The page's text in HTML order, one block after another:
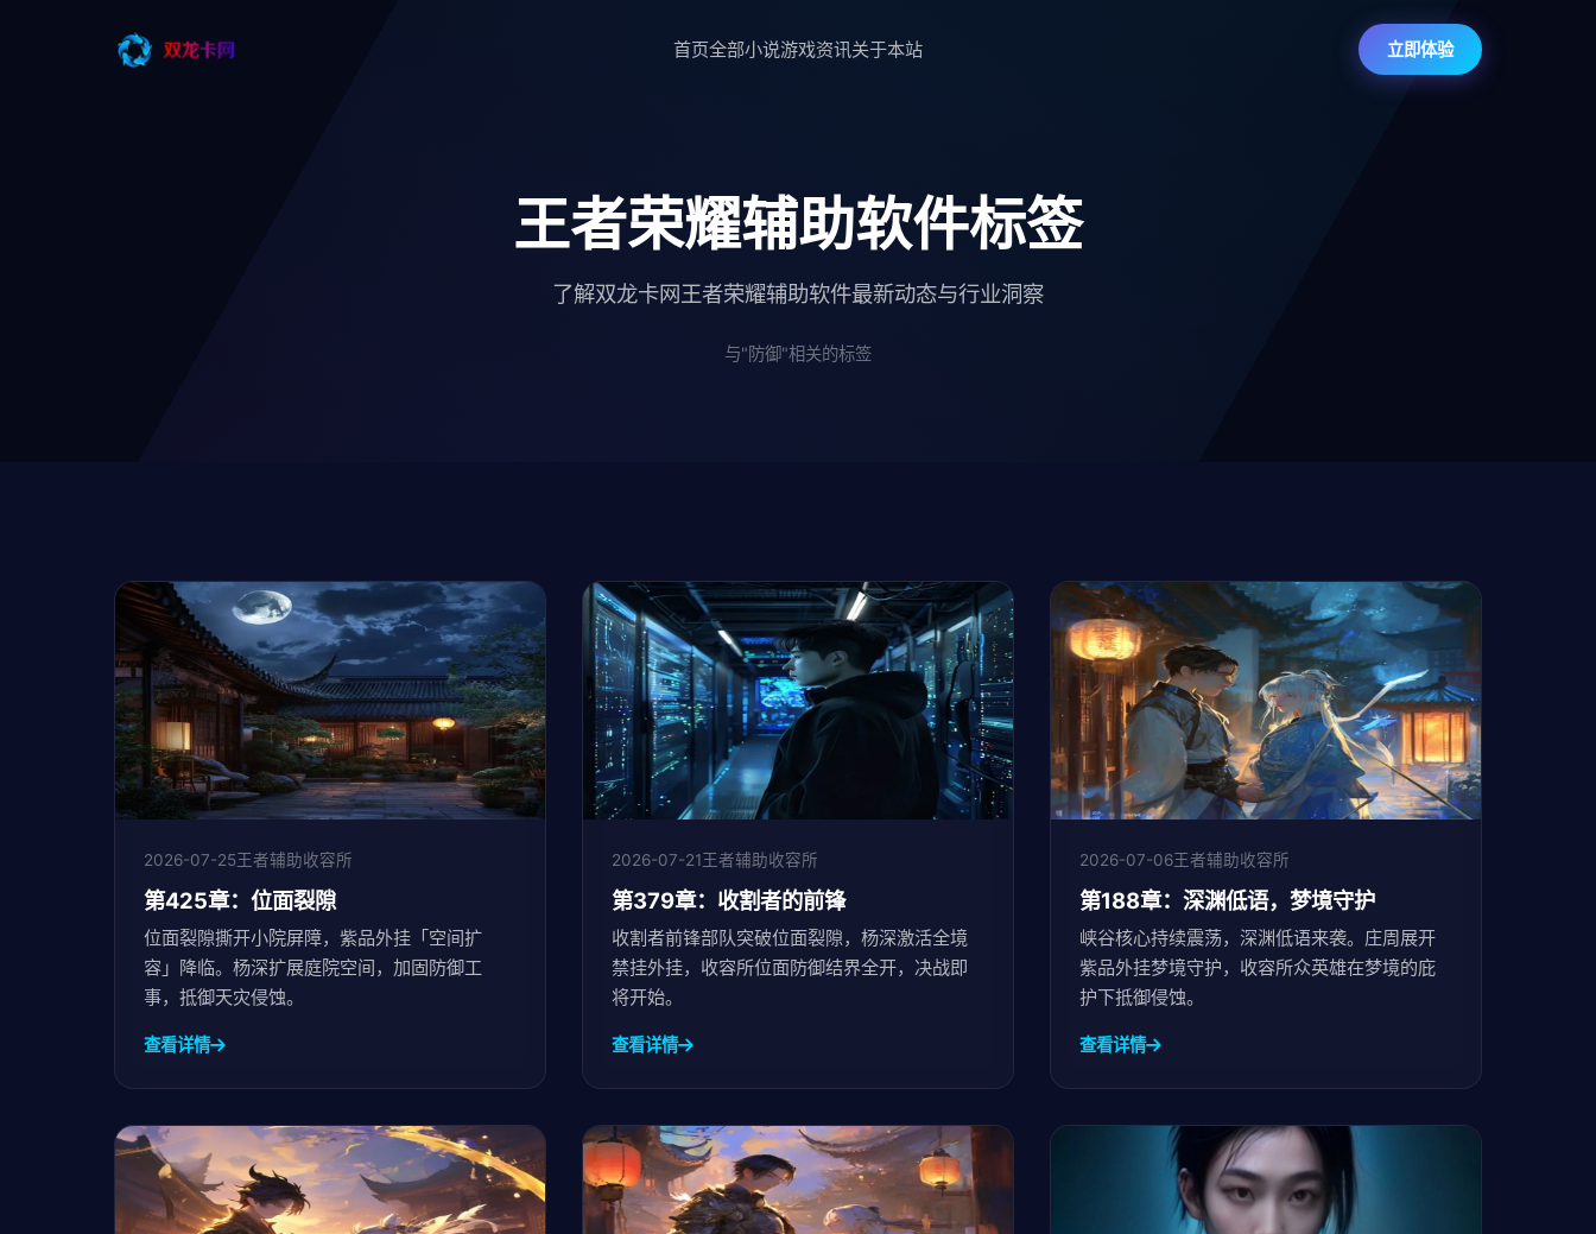
首页全部小说游戏资讯关于本站 立即体验
王者荣耀辅助软件标签
了解双龙卡网王者荣耀辅助软件最新动态与行业洞察
与"防御"相关的标签
2026-07-25王者辅助收容所
第425章：位面裂隙
位面裂隙撕开小院屏障，紫品外挂「空间扩
容」降临。杨深扩展庭院空间，加固防御工
事，抵御天灾侵蚀。
查看详情
2026-07-21王者辅助收容所
第379章：收割者的前锋
收割者前锋部队突破位面裂隙，杨深激活全境
禁挂外挂，收容所位面防御结界全开，决战即
将开始。
查看详情
2026-07-06王者辅助收容所
第188章：深渊低语，梦境守护
峡谷核心持续震荡，深渊低语来袭。庄周展开
紫品外挂梦境守护，收容所众英雄在梦境的庇
护下抵御侵蚀。
查看详情